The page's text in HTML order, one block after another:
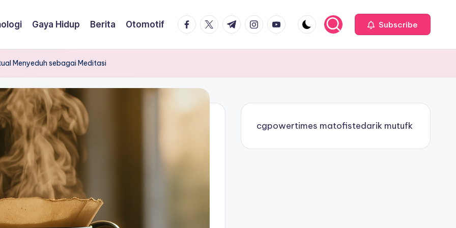
Gaya Hidup Berita Otomotif facebook.com
twitter.com
t.me instagram.com
youtube.com Subscribe
Menyeduh sebagai Meditasi
cgpowertimes matofistedarik mutufk